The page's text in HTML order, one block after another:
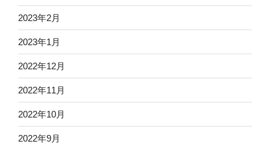
2023年2月
2023年1月
2022年12月
2022年11月
2022年10月
2022年9月